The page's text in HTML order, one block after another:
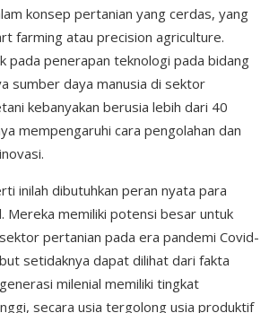
konsep pertanian yang cerdas, yang
farming atau precision agriculture.
pada penerapan teknologi pada bidang
sumber daya manusia di sektor
kebanyakan berusia lebih dari 40
mempengaruhi cara pengolahan dan
inilah dibutuhkan peran nyata para
Mereka memiliki potensi besar untuk
pertanian pada era pandemi Covid-
setidaknya dapat dilihat dari fakta
milenial memiliki tingkat
secara usia tergolong usia produktif